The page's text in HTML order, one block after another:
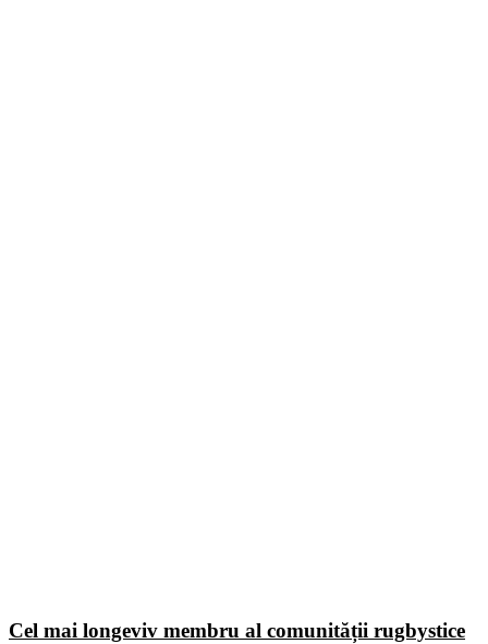
Cel mai longeviv membru al comunității rugbystice